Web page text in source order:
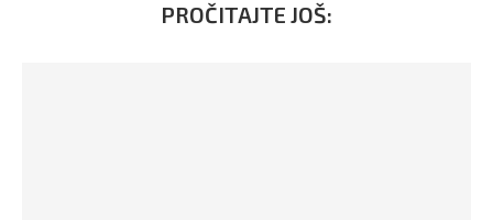
PROČITAJTE JOŠ: